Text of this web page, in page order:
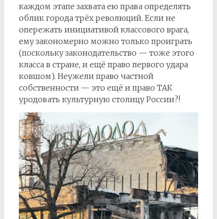
каждом этапе захвата ею права определять
облик города трёх революций. Если не
опережать инициативой классового врага,
ему закономерно можно только проиграть
(поскольку законодательство — тоже этого
класса в стране, и ещё право первого удара
ковшом). Неужели право частной
собственности — это ещё и право ТАК
уродовать культурную столицу России?!